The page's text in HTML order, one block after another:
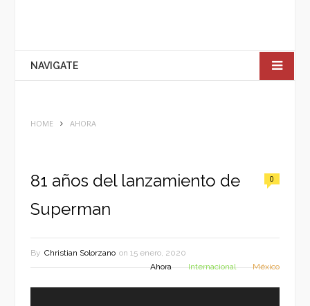
NAVIGATE
HOME AHORA
81 años del lanzamiento de
Superman
0
By Christian Solorzano on 15 enero, 2020
Ahora
Internacional México